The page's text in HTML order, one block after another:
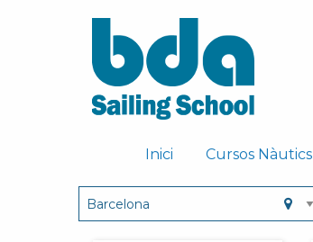
Inici Cursos Nàutics